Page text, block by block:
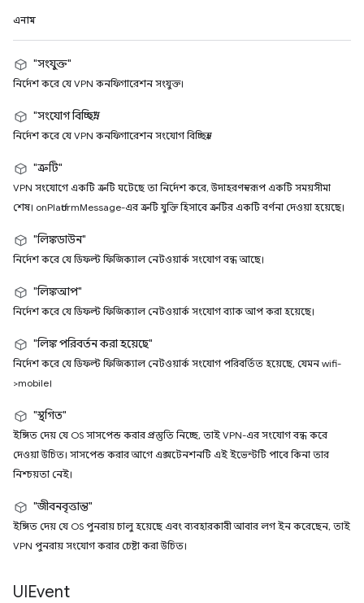
এনাম
"সংযুক্ত"
নির্দেশ করে যে VPN কনফিগারেশন সংযুক্ত।
"সংযোগ বিচ্ছিন্ন"
নির্দেশ করে যে VPN কনফিগারেশন সংযোগ বিচ্ছিন্ন।
"ত্রুটি"
VPN সংযোগে একটি ত্রুটি ঘটেছে তা নির্দেশ করে, উদাহরণস্বরূপ একটি সময়সীমা
শেষ। onPlatformMessage-এর ত্রুটি যুক্তি হিসাবে ত্রুটির একটি বর্ণনা দেওয়া হয়েছে।
"লিঙ্কডাউন"
নির্দেশ করে যে ডিফল্ট ফিজিক্যাল নেটওয়ার্ক সংযোগ বন্ধ আছে।
"লিঙ্কআপ"
নির্দেশ করে যে ডিফল্ট ফিজিক্যাল নেটওয়ার্ক সংযোগ ব্যাক আপ করা হয়েছে।
"লিঙ্ক পরিবর্তন করা হয়েছে"
নির্দেশ করে যে ডিফল্ট ফিজিক্যাল নেটওয়ার্ক সংযোগ পরিবর্তিত হয়েছে, যেমন wifi-
>mobile।
"স্থগিত"
ইঙ্গিত দেয় যে OS সাসপেন্ড করার প্রস্তুতি নিচ্ছে, তাই VPN-এর সংযোগ বন্ধ করে
দেওয়া উচিত। সাসপেন্ড করার আগে এক্সটেনশনটি এই ইভেন্টটি পাবে কিনা তার
নিশ্চয়তা নেই।
"জীবনবৃত্তান্ত"
ইঙ্গিত দেয় যে OS পুনরায় চালু হয়েছে এবং ব্যবহারকারী আবার লগ ইন করেছেন, তাই
VPN পুনরায় সংযোগ করার চেষ্টা করা উচিত।
UIEvent